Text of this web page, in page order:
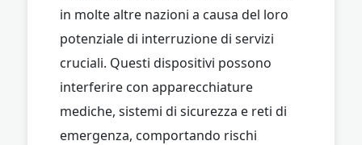
in molte altre nazioni a causa del loro
potenziale di interruzione di servizi
cruciali. Questi dispositivi possono
interferire con apparecchiature
mediche, sistemi di sicurezza e reti di
emergenza, comportando rischi